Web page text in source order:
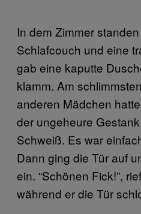
In dem Zimmer
Schlafcouch und eine
gab eine kaputte
klamm. Am
anderen Mädchen
der ungeheure
Schweiß. Es war
Dann ging die Tür auf
ein. “Schönen Fick!”,
während er die Tür